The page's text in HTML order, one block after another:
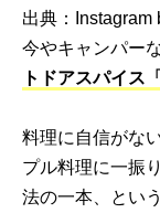
出典：Instagram
今やキャンパー
トドアスパイス
料理に自信がな
プル料理に一振
法の一本、とい